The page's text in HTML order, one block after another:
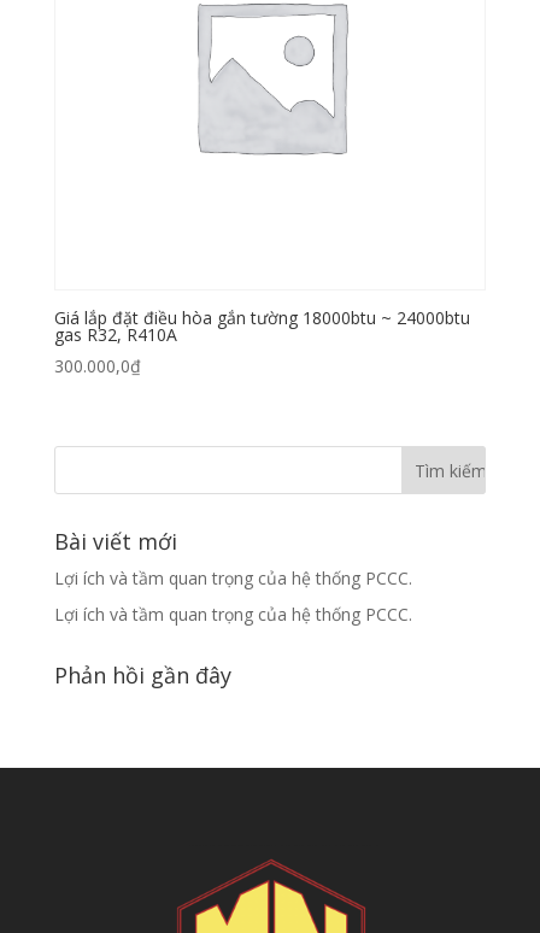
Giá lắp đặt điều hòa gắn tường 18000btu ~ 24000btu
gas R32, R410A
300.000,0₫
Bài viết mới
Lợi ích và tầm quan trọng của hệ thống PCCC.
Lợi ích và tầm quan trọng của hệ thống PCCC.
Phản hồi gần đây